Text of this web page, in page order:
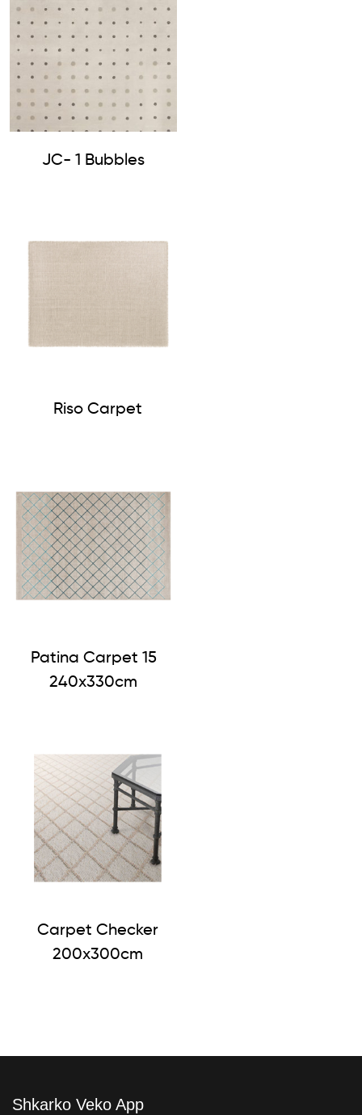
JC- 1 Bubbles
Riso Carpet
Patina Carpet 15
240x330cm
Carpet Checker
200x300cm
Shkarko Veko App